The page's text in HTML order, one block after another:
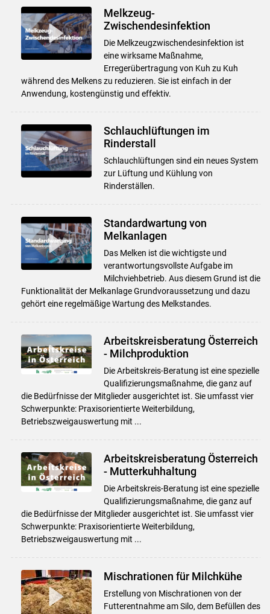
Melkzeug-
Zwischendesinfektion
Die Melkzeugzwischendesinfektion ist
eine wirksame Maßnahme,
Erregerübertragung von Kuh zu Kuh
während des Melkens zu reduzieren. Sie ist einfach in der
Anwendung, kostengünstig und effektiv.
Schlauchlüftungen im
Rinderstall
Schlauchlüftungen sind ein neues System
zur Lüftung und Kühlung von
Rinderställen.
Standardwartung von
Melkanlagen
Das Melken ist die wichtigste und
verantwortungsvollste Aufgabe im
Milchviehbetrieb. Aus diesem Grund ist die
Funktionalität der Melkanlage Grundvoraussetzung und dazu
gehört eine regelmäßige Wartung des Melkstandes.
Arbeitskreisberatung Österreich
- Milchproduktion
Die Arbeitskreis-Beratung ist eine spezielle
Qualifizierungsmaßnahme, die ganz auf
die Bedürfnisse der Mitglieder ausgerichtet ist. Sie umfasst vier
Schwerpunkte: Praxisorientierte Weiterbildung,
Betriebszweigauswertung mit ...
Arbeitskreisberatung Österreich
- Mutterkuhhaltung
Die Arbeitskreis-Beratung ist eine spezielle
Qualifizierungsmaßnahme, die ganz auf
die Bedürfnisse der Mitglieder ausgerichtet ist. Sie umfasst vier
Schwerpunkte: Praxisorientierte Weiterbildung,
Betriebszweigauswertung mit ...
Mischrationen für Milchkühe
Erstellung von Mischrationen von der
Futterentnahme am Silo, dem Befüllen des